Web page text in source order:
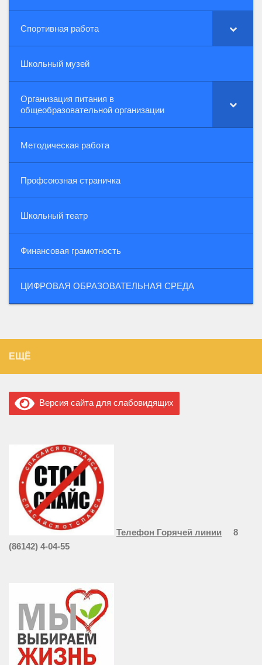
Спортивная работа
Школьный музей
Организация питания в
общеобразовательной организации
Методическая работа
Профсоюзная страничка
Школьный театр
Финансовая грамотность
ЦИФРОВАЯ ОБРАЗОВАТЕЛЬНАЯ СРЕДА
ЕЩЁ
Версия сайта для слабовидящих
Телефон Горячей линии
8
(86142) 4-04-55